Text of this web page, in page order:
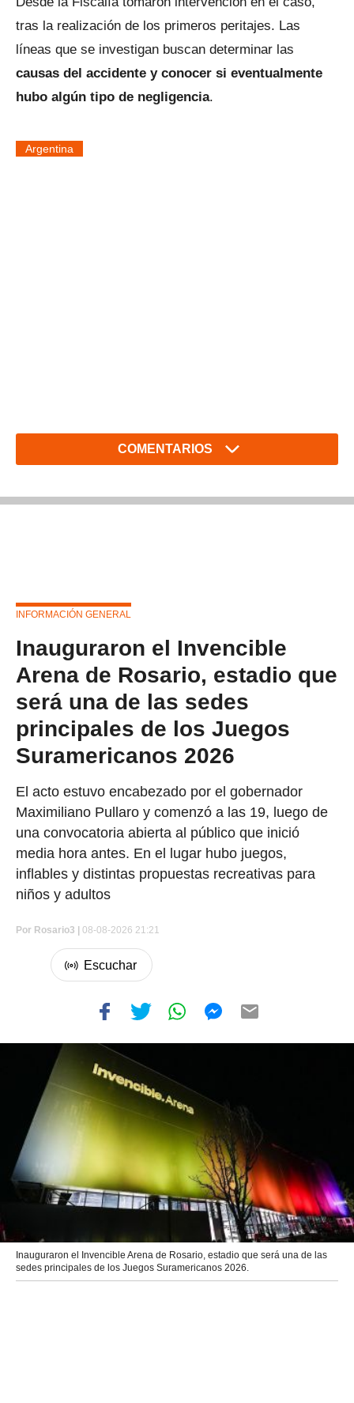
tras la realización de los primeros peritajes. Las
líneas que se investigan buscan determinar las
causas del accidente y conocer si eventualmente
hubo algún tipo de negligencia.
Argentina
COMENTARIOS